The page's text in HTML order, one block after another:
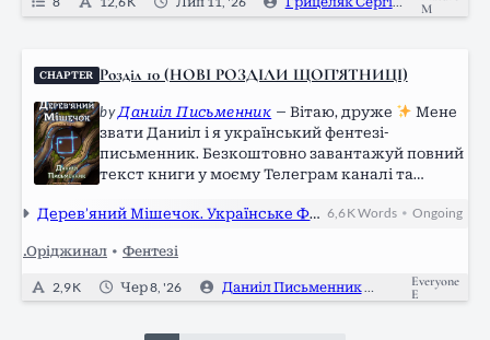
M
CHAPTER Розділ 10 (НОВІ РОЗДІЛИ ЩОП’ЯТНИЦІ)
byДаниіл Письменник — Вітаю, друже
Мене
звати Даниіл і я український фентезі-
письменник. Безкоштовно завантажуй повний
текст книги у моєму Телеграм каналі та
новинками, слухай аудіокнигу та підтримуй:
https://linktr.ee/danyil_writer Donatello:…
Дерев’яний Мішечок. Українське Фентезі 6,6 KWords •Ongoing
.Оріджинал • Фентезі
2,9 K Чер 8, '26 Даниіл Письменник
Everyone
E